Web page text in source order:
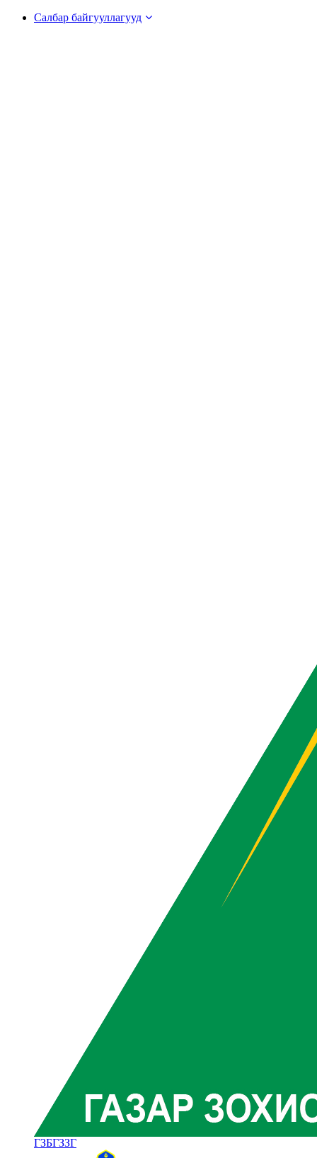
Салбар байгууллагууд
ГЗБГЗЗГ